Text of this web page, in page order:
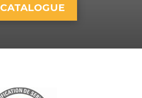
CATALOGUE